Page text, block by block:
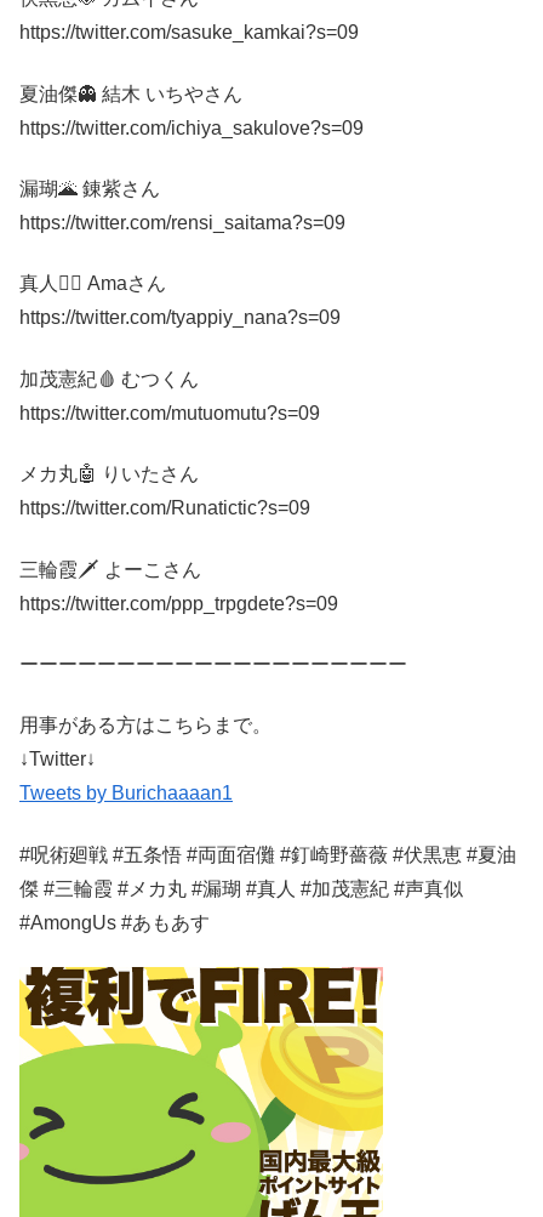
https://twitter.com/sasuke_kamkai?s=09
夏油傑👻 結木 いちやさん
https://twitter.com/ichiya_sakulove?s=09
漏瑚🌋 錬紫さん
https://twitter.com/rensi_saitama?s=09
真人🧟‍♂️ Amaさん
https://twitter.com/tyappiy_nana?s=09
加茂憲紀🩸 むつくん
https://twitter.com/mutuomutu?s=09
メカ丸🤖 りいたさん
https://twitter.com/Runatictic?s=09
三輪霞🗡 よーこさん
https://twitter.com/ppp_trpgdete?s=09
ーーーーーーーーーーーーーーーーーーーー
用事がある方はこちらまで。
↓Twitter↓
Tweets by Burichaaaan1
#呪術廻戦 #五条悟 #両面宿儺 #釘崎野薔薇 #伏黒恵 #夏油
傑 #三輪霞 #メカ丸 #漏瑚 #真人 #加茂憲紀 #声真似
#AmongUs #あもあす